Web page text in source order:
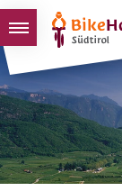
HOTELS
TOUREN